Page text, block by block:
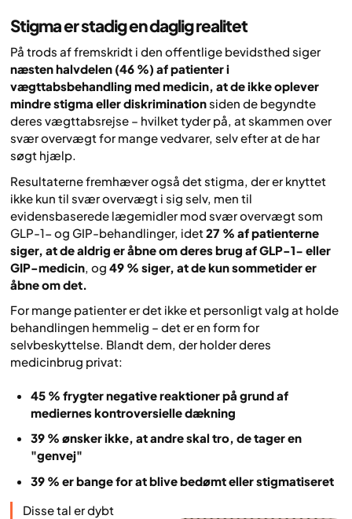
Stigma er stadig en daglig realitet
På trods af fremskridt i den offentlige bevidsthed siger
næsten halvdelen (46 %) af patienter i
vægttabsbehandling med medicin, at de ikke oplever
mindre stigma eller diskriminationsiden de begyndte
deres vægttabsrejse – hvilket tyder på, at skammen over
svær overvægt for mange vedvarer, selv efter at de har
søgt hjælp.
Resultaterne fremhæver også det stigma, der er knyttet
ikke kun til svær overvægt i sig selv, men til
evidensbaserede lægemidler mod svær overvægt som
GLP-1- og GIP-behandlinger, idet27 % af patienterne
siger, at de aldrig er åbne om deres brug af GLP-1- eller
GIP-medicin , og 49 % siger, at de kun sommetider er
åbne om det.
For mange patienter er det ikke et personligt valg at holde
behandlingen hemmelig – det er en form for
selvbeskyttelse. Blandt dem, der holder deres
medicinbrug privat:
45 % frygter negative reaktioner på grund af
mediernes kontroversielle dækning
39 % ønsker ikke, at andre skal tro, de tager en
"genvej"
39 % er bange for at blive bedømt eller stigmatiseret
Disse tal er dybt